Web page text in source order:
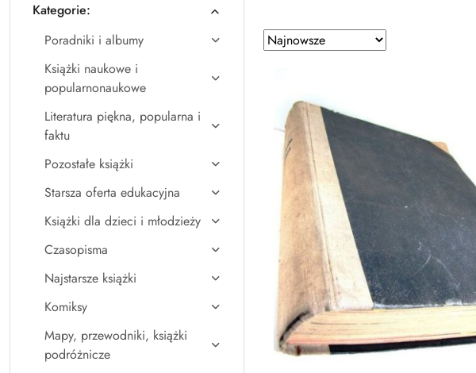
Kategorie:
Poradniki i albumy
Książki naukowe i
popularnonaukowe
Literatura piękna, popularna i
faktu
Pozostałe książki
Starsza oferta edukacyjna
Książki dla dzieci i młodzieży
Czasopisma
Najstarsze książki
Komiksy
Mapy, przewodniki, książki
podróżnicze
Zastosowano
sortowanie:
Sortuj
według